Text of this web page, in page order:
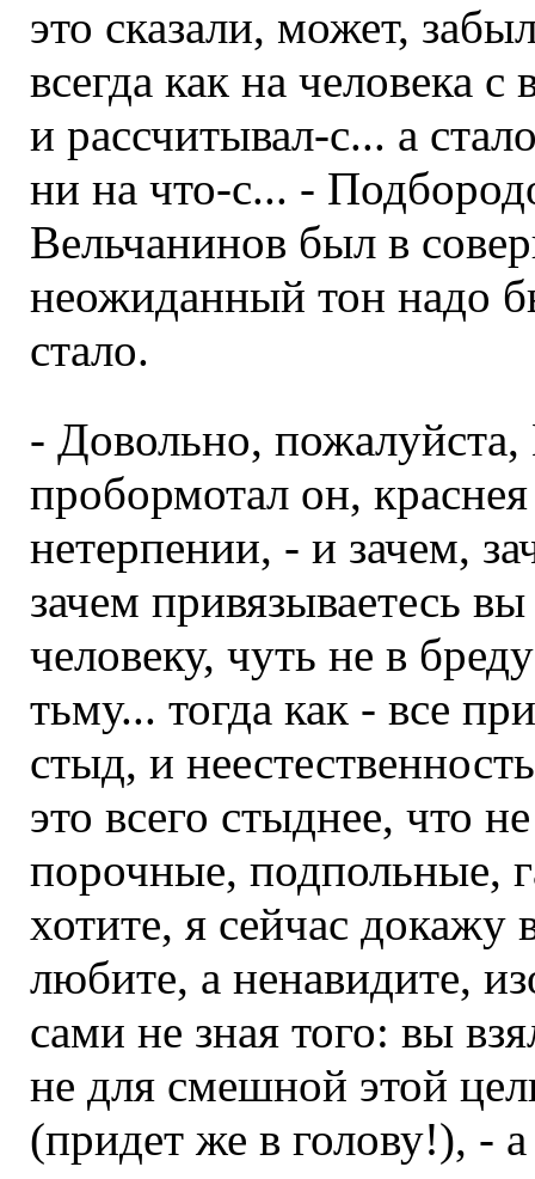
это сказали, может,
всегда как на человека
и рассчитывал-с... а
ни на что-с... -
Вельчанинов был в
неожиданный тон надо
стало.
- Довольно,
пробормотал он,
нетерпении, - и зачем,
зачем привязываетесь
человеку, чуть не в
тьму... тогда как - все
стыд, и
это всего стыднее, что
порочные, подпольные,
хотите, я сейчас докажу
любите, а ненавидите,
сами не зная того: вы
не для смешной этой
(придет же в голову!), -